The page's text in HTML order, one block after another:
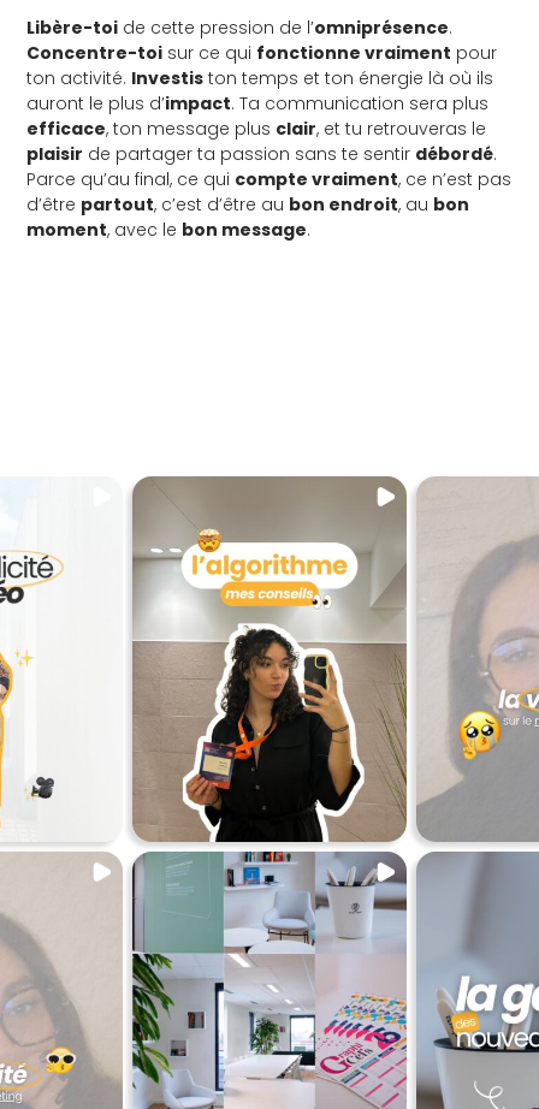
Libère-toi de cette pression de l’omniprésence.
Concentre-toi sur ce qui fonctionne vraiment pour
ton activité. Investis ton temps et ton énergie là où ils
auront le plus d’impact. Ta communication sera plus
efficace, ton message plus clair, et tu retrouveras le
plaisir de partager ta passion sans te sentir débordé.
Parce qu’au final, ce qui compte vraiment, ce n’est pas
d’être partout, c’est d’être au bon endroit, au bon
moment, avec le bon message.